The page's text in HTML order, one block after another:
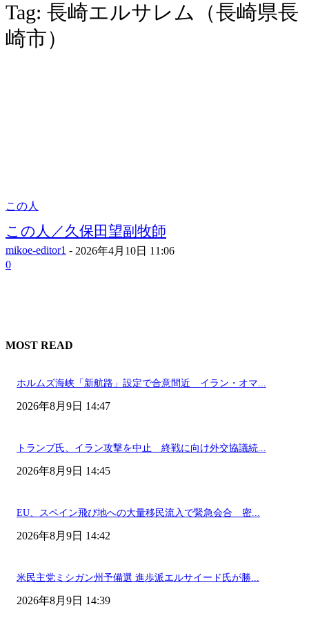
Tag: 長崎エルサレム（長崎県長
崎市）
この人
この人／久保田望副牧師
mikoe-editor1 - 2026年4月10日 11:06
0
MOST READ
ホルムズ海峡「新航路」設定で合意間近 イラン・オマ...
2026年8月9日 14:47
トランプ氏、イラン攻撃を中止 終戦に向け外交協議続...
2026年8月9日 14:45
EU、スペイン飛び地への大量移民流入で緊急会合 密...
2026年8月9日 14:42
米民主党ミシガン州予備選 進歩派エルサイード氏が勝...
2026年8月9日 14:39